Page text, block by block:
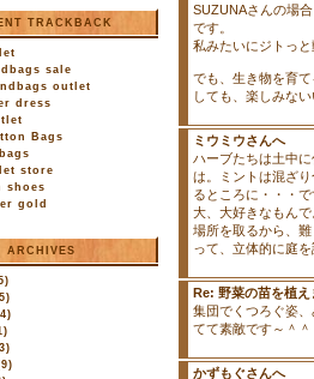
TRACKBACK
sale
outlet
dress
Bags
store
shoes
gold
ARCHIVES
SUZUNAさんの場
です。
私みたいにジトっ
でも、生き物を育
しても、楽しみな
ミウミウさんへ
ハーブたちは土中
は。ミントは混ざ
るところに・・・
大、大好きなもんで
場所を取るから、
って、立体的に庭
Re: 野菜の苗を植え
集団でくつろぐ姿
てて素敵です～＾＾
かずもぐさんへ